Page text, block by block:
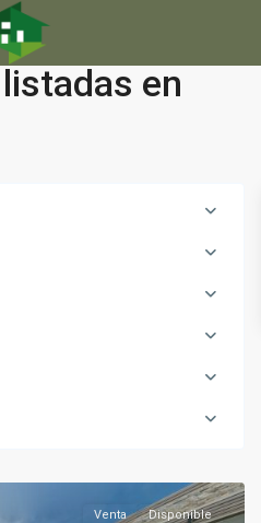
en
Venta Disponible